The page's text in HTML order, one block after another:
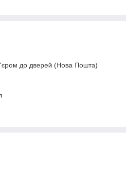
до дверей (Нова Пошта)